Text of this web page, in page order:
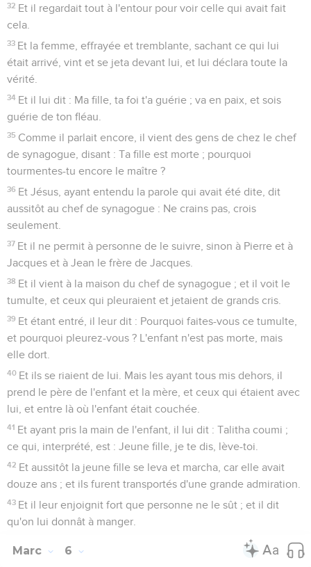
32 Et il regardait tout à l'entour pour voir celle qui avait fait
cela.
33 Et la femme, effrayée et tremblante, sachant ce qui lui
était arrivé, vint et se jeta devant lui, et lui déclara toute la
vérité.
34 Et il lui dit : Ma fille, ta foi t'a guérie ; va en paix, et sois
guérie de ton fléau.
35 Comme il parlait encore, il vient des gens de chez le chef
de synagogue, disant : Ta fille est morte ; pourquoi
tourmentes-tu encore le maître ?
36 Et Jésus, ayant entendu la parole qui avait été dite, dit
aussitôt au chef de synagogue : Ne crains pas, crois
seulement.
37 Et il ne permit à personne de le suivre, sinon à Pierre et à
Jacques et à Jean le frère de Jacques.
38 Et il vient à la maison du chef de synagogue ; et il voit le
tumulte, et ceux qui pleuraient et jetaient de grands cris.
39 Et étant entré, il leur dit : Pourquoi faites-vous ce tumulte,
et pourquoi pleurez-vous ? L'enfant n'est pas morte, mais
elle dort.
40 Et ils se riaient de lui. Mais les ayant tous mis dehors, il
prend le père de l'enfant et la mère, et ceux qui étaient avec
lui, et entre là où l'enfant était couchée.
41 Et ayant pris la main de l'enfant, il lui dit : Talitha coumi ;
ce qui, interprété, est : Jeune fille, je te dis, lève-toi.
42 Et aussitôt la jeune fille se leva et marcha, car elle avait
douze ans ; et ils furent transportés d'une grande admiration.
43 Et il leur enjoignit fort que personne ne le sût ; et il dit
qu'on lui donnât à manger.
Marc 6